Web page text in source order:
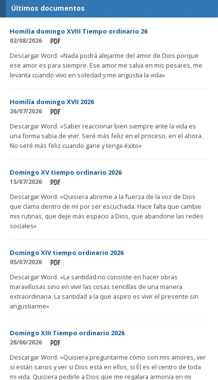
Últimos documentos
Homilía domingo XVIII Tiempo ordinario 26
02/08/2026
Descargar Word. «Nada podrá alejarme del amor de Dios porque
ese amor es para siempre. Ese amor me salva en mis pesares, me
levanta cuando vivo en soledad y me angustia la vida»
Homilía domingo XVII 2026
26/07/2026
Descargar Word. «Saber reaccionar bien siempre ante la vida es
una forma sabia de vivir. Seré más feliz en el proceso, en el ahora.
No seré más feliz cuando gane y tenga éxito»
Domingo XV tiempo ordinario 2026
15/07/2026
Descargar Word. «Quisiera abrirme a la fuerza de la voz de Dios
que clama dentro de mí por ser escuchada. Hace falta que cambie
mis rutinas, que deje más espacio a Dios, que abandone las redes
sociales»
Domingo XIV tiempo ordinario 2026
05/07/2026
Descargar Word. «La santidad no consiste en hacer obras
maravillosas sino en vivir las cosas sencillas de una manera
extraordinaria. La santidad a la que aspiro es vivir el presente sin
angustiarme»
Domingo XIII Tiempo ordinario 2026
28/06/2026
Descargar Word. «Quisiera preguntarme cómo son mis amores, ver
si están sanos y ver si Dios está en ellos, si Él es el centro de toda
mi vida. Quisiera pedirle a Dios que me regalara armonía en mi